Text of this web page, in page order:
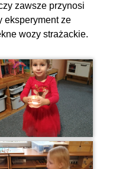
zawsze przynosi
eksperyment ze
wozy strażackie.